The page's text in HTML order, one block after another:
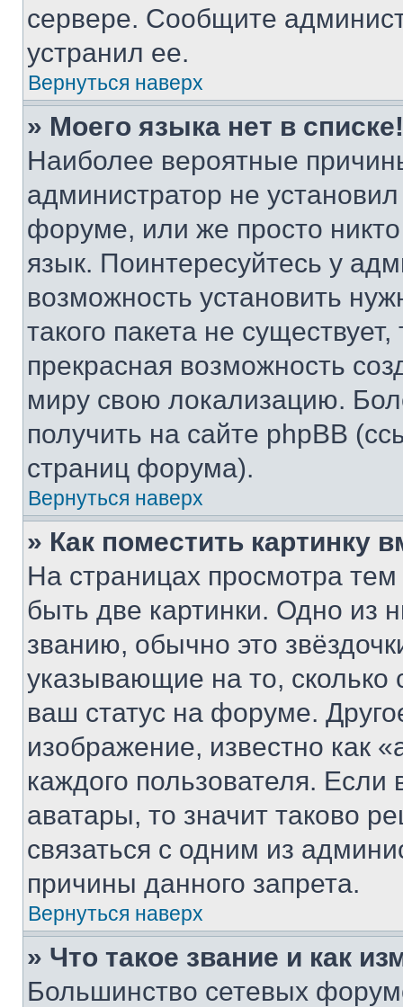
сервере. Сообщите
устранил ее.
Вернуться наверх
» Моего языка нет в списке!
Наиболее вероятные
администратор не
форуме, или же просто
язык. Поинтересуйтесь у
возможность установить
такого пакета не
прекрасная возможность
миру свою локализацию.
получить на сайте phpBB
страниц форума).
Вернуться наверх
» Как поместить картинку
На страницах просмотра
быть две картинки. Одно из
званию, обычно это
указывающие на то,
ваш статус на форуме.
изображение, известно как
каждого пользователя.
аватары, то значит таково
связаться с одним из
причины данного запрета.
Вернуться наверх
» Что такое звание и как
Большинство сетевых